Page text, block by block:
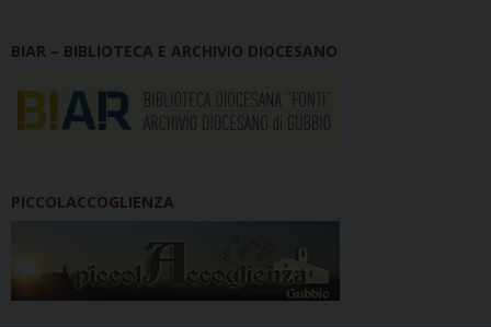
BIAR – BIBLIOTECA E ARCHIVIO DIOCESANO
PICCOLACCOGLIENZA